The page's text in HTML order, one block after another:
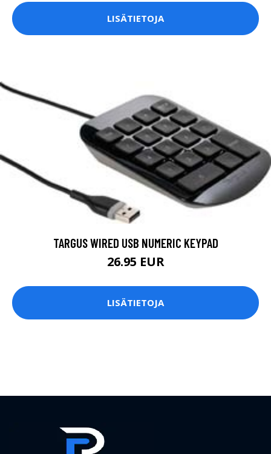
LISÄTIETOJA
TARGUS WIRED USB NUMERIC KEYPAD
26.95 EUR
LISÄTIETOJA